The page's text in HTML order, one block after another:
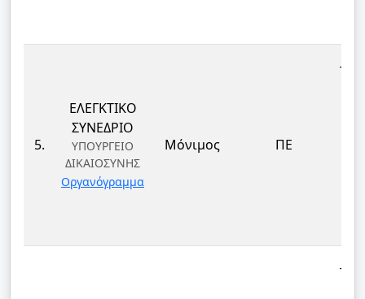
5.
ΕΛΕΓΚΤΙΚΟ
ΣΥΝΕΔΡΙΟ
ΥΠΟΥΡΓΕΙΟ
ΔΙΚΑΙΟΣΥΝΗΣ
Οργανόγραμμα
Μόνιμος ΠΕ